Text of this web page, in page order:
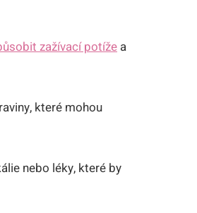
zažívací potížea
které mohou
nebo léky, které by